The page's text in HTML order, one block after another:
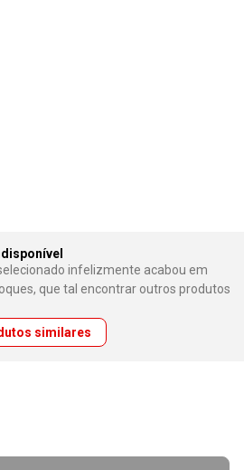
infelizmente acabou em
que tal encontrar outros produtos
similares